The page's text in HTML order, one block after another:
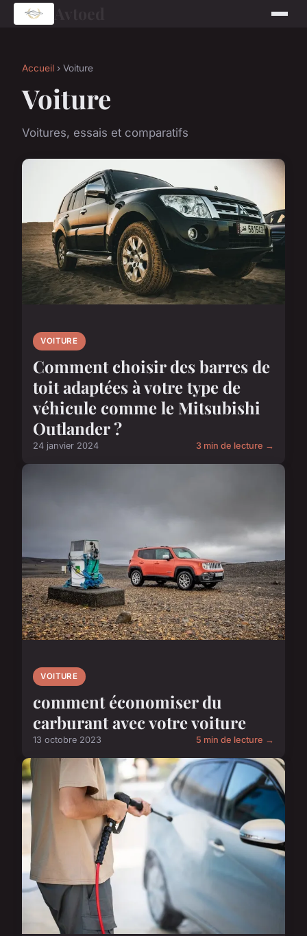
Accueil › Voiture
Voiture
Voitures, essais et comparatifs
VOITURE
Comment choisir des barres de
toit adaptées à votre type de
véhicule comme le Mitsubishi
Outlander ?
24 janvier 2024 3 min de lecture →
VOITURE
comment économiser du
carburant avec votre voiture
13 octobre 2023 5 min de lecture →